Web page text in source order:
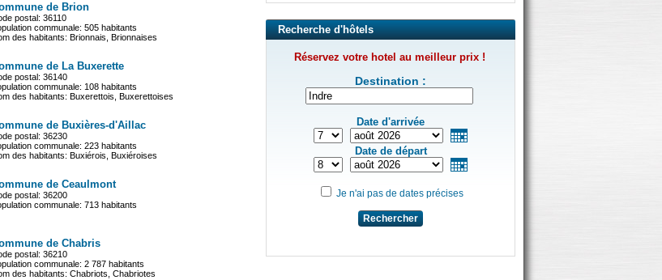
de Brion
postal: 36110
communale: 505 habitants
des habitants: Brionnais, Brionnaises
de La Buxerette
postal: 36140
communale: 108 habitants
des habitants: Buxerettois, Buxerettoises
de Buxières-d'Aillac
postal: 36230
communale: 223 habitants
des habitants: Buxiérois, Buxiéroises
de Ceaulmont
postal: 36200
communale: 713 habitants
de Chabris
postal: 36210
communale: 2 787 habitants
des habitants: Chabriots, Chabriotes
Recherche d'hôtels
Réservez votre hotel au meilleur prix !
Destination :
Date d'arrivée
Date de départ
Je n'ai pas de dates précises
Rechercher